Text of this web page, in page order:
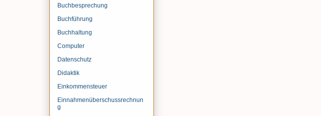
Buchbesprechung
Buchführung
Buchhaltung
Computer
Datenschutz
Didaktik
Einkommensteuer
Einnahmenüberschussrechnun
g